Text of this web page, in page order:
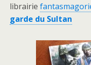
librairie
garde du Sultan